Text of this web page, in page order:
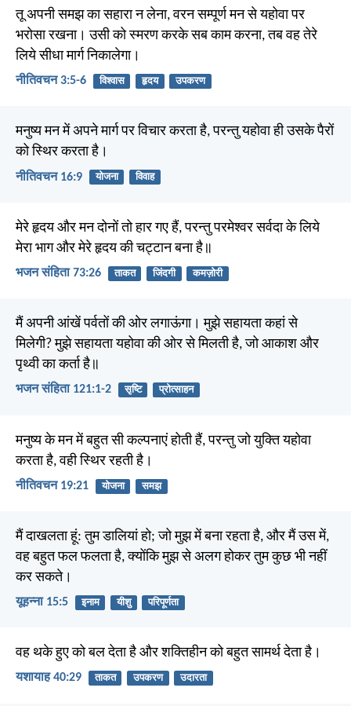
तू अपनी समझ का सहारा न लेना, वरन सम्पूर्ण मन से यहोवा पर
भरोसा रखना। उसी को स्मरण करके सब काम करना, तब वह तेरे
लिये सीधा मार्ग निकालेगा।
नीतिवचन 3:5-6 विश्वास हृदय उपकरण
मनुष्य मन में अपने मार्ग पर विचार करता है, परन्तु यहोवा ही उसके पैरों
को स्थिर करता है।
नीतिवचन 16:9 योजना विवाह
मेरे हृदय और मन दोनों तो हार गए हैं, परन्तु परमेश्वर सर्वदा के लिये
मेरा भाग और मेरे हृदय की चट्टान बना है॥
भजन संहिता 73:26 ताकत जिंदगी कमज़ोरी
मैं अपनी आंखें पर्वतों की ओर लगाऊंगा। मुझे सहायता कहां से
मिलेगी? मुझे सहायता यहोवा की ओर से मिलती है, जो आकाश और
पृथ्वी का कर्ता है॥
भजन संहिता 121:1-2 सृष्टि प्रोत्साहन
मनुष्य के मन में बहुत सी कल्पनाएं होती हैं, परन्तु जो युक्ति यहोवा
करता है, वही स्थिर रहती है।
नीतिवचन 19:21 योजना समझ
मैं दाखलता हूं: तुम डालियां हो; जो मुझ में बना रहता है, और मैं उस में,
वह बहुत फल फलता है, क्योंकि मुझ से अलग होकर तुम कुछ भी नहीं
कर सकते।
यूहन्ना 15:5 इनाम यीशु परिपूर्णता
वह थके हुए को बल देता है और शक्तिहीन को बहुत सामर्थ देता है।
यशायाह 40:29 ताकत उपकरण उदारता